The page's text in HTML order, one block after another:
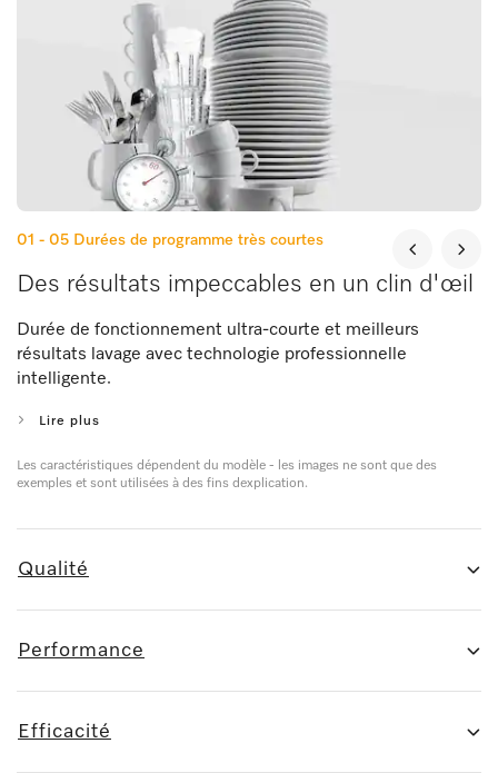
01 - 05 Durées de programme très courtes
Des résultats impeccables en un clin d'œil
Durée de fonctionnement ultra-courte et meilleurs
résultats lavage avec technologie professionnelle
intelligente.
Lire plus
Les caractéristiques dépendent du modèle - les images ne sont que des
exemples et sont utilisées à des fins dexplication.
Qualité
Performance
Efficacité